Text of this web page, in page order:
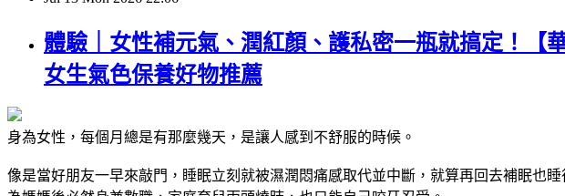
體驗｜女性補元氣、潤紅顏、護私密一瓶就搞定！【
女生氣色保養好物推薦
身為女性，每個月總是有那麼幾天，是讓人感到不舒服的時候。
像是當好朋友一早來敲門，睡眠立刻就被濕潤悶痛感取代並中斷，就算再回去補眠也